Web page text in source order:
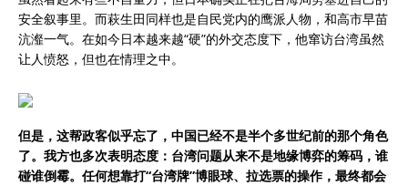
安全叙事里。而萩生田同样也是自民党内的鹰派人物，和高市早苗
沆瀣一气。在如今日本越来越“硬”的外交态度下，他窜访台湾虽然
让人愤怒，但也在情理之中。
但是，这帮政客似乎忘了，中国已经不是半个多世纪前的那个角色
了。我方也多次表明态度：台湾问题从来不是地缘博弈的筹码，谁
碰谁倒霉。任何想靠打“台湾牌”博眼球、拉选票的操作，最终都会